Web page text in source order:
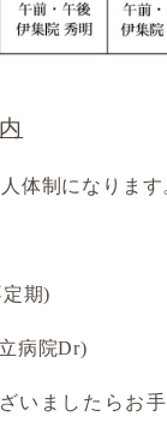
体制になります
期)
病院Dr)
いましたらお